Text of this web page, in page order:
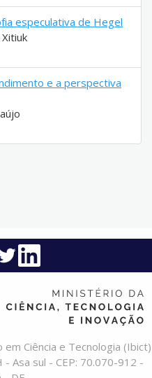
especulativa de Hegel
e a perspectiva
Ciência e Tecnologia (Ibict)
- Asa sul - CEP: 70.070-912 -